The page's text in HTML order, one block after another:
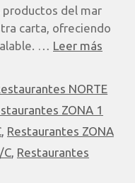
productos del mar
carta, ofreciendo
… Leer más
NORTE
ZONA 1
, Restaurantes ZONA
C, Restaurantes